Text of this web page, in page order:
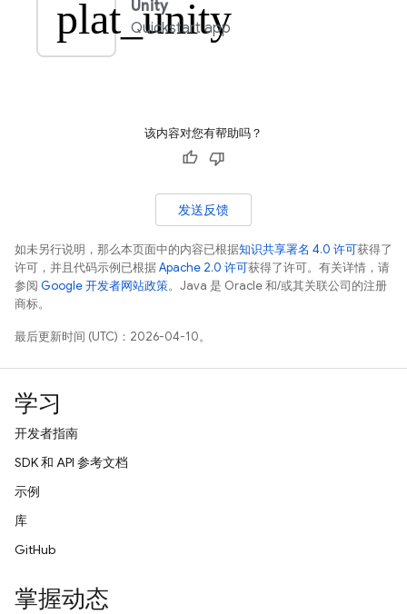
plat_unity
Unity
Quickstart app
该内容对您有帮助吗？
发送反馈
如未另行说明，那么本页面中的内容已根据知识共享署名 4.0 许可获得了
许可，并且代码示例已根据Apache 2.0 许可获得了许可。有关详情，请
参阅 Google 开发者网站政策。Java 是 Oracle 和/或其关联公司的注册
商标。
最后更新时间 (UTC)：2026-04-10。
学习
开发者指南
SDK 和 API 参考文档
示例
库
GitHub
掌握动态